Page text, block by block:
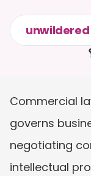
unwildered
Commercial
governs
negotiating
intellectual